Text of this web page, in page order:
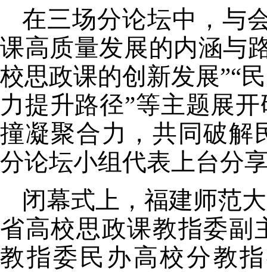
在三场分论坛中，与
课高质量发展的内涵与
校思政课的创新发展”“
力提升路径”等主题展开
撞凝聚合力，共同破解
分论坛小组代表上台分
闭幕式上，福建师范
省高校思政课教指委副
教指委民办高校分教